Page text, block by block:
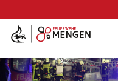
Kontakt Impressum
Die